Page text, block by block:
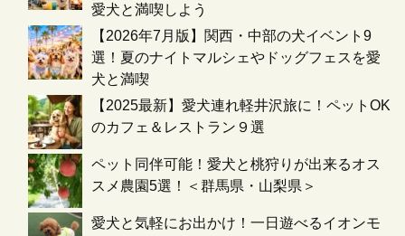
愛犬と満喫しよう
【2026年7月版】関西・中部の犬イベント9
選！夏のナイトマルシェやドッグフェスを愛
犬と満喫
【2025最新】愛犬連れ軽井沢旅に！ペットOK
のカフェ＆レストラン９選
ペット同伴可能！愛犬と桃狩りが出来るオス
スメ農園5選！＜群馬県・山梨県＞
愛犬と気軽にお出かけ！一日遊べるイオンモ